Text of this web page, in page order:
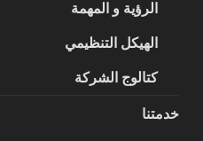
الرؤية و المهمة
الهيكل التنظيمي
كتالوج الشركة
خدمتنا